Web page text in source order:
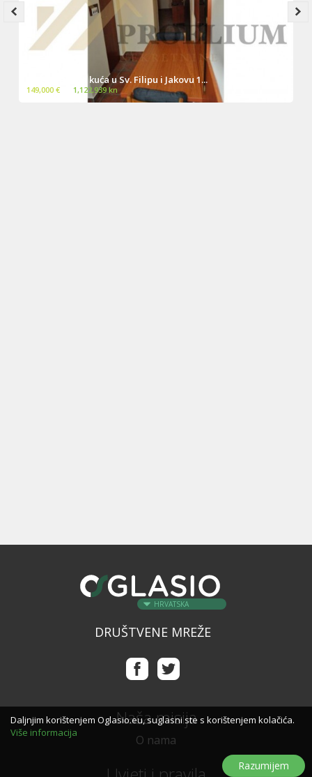
Novouređena kuća u Sv. Filipu i Jakovu 1...
149,000 € 1,122,939 kn
HRVATSKA
DRUŠTVENE MREŽE
Naša misija
O nama
Daljnjim korištenjem Oglasio.eu, suglasni ste s korištenjem kolačića.
Više informacija
Razumijem